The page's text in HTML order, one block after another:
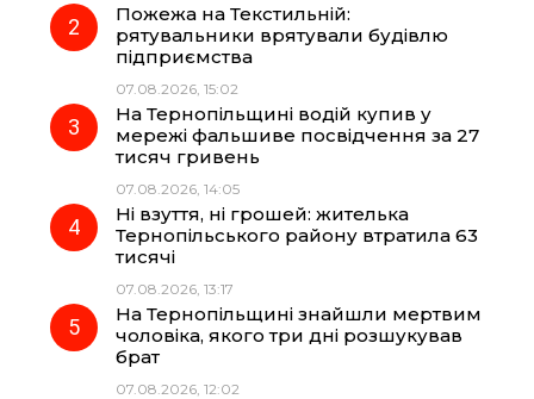
o
k
r
a
m
A
Пожежа на Текстильній:
рятувальники врятували будівлю
підприємства
07.08.2026, 15:02
На Тернопільщині водій купив у
мережі фальшиве посвідчення за 27
тисяч гривень
07.08.2026, 14:05
Ні взуття, ні грошей: жителька
Тернопільського району втратила 63
тисячі
07.08.2026, 13:17
На Тернопільщині знайшли мертвим
чоловіка, якого три дні розшукував
брат
07.08.2026, 12:02